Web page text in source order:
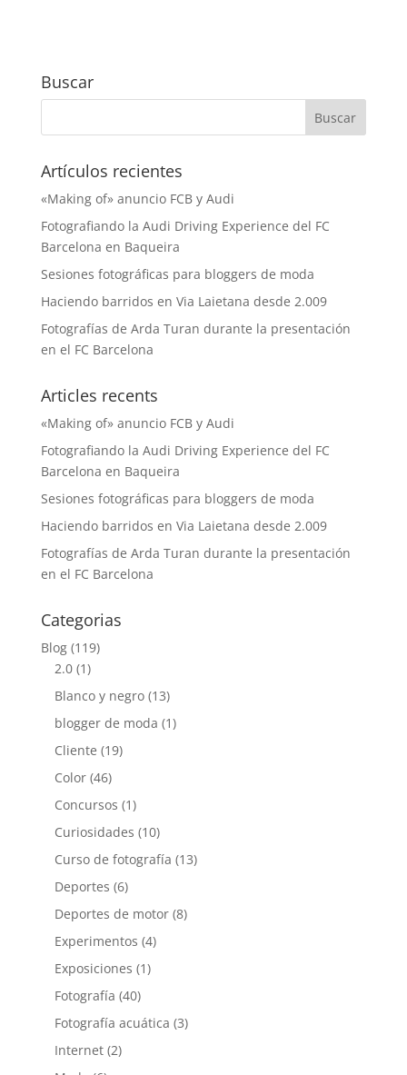
Buscar
Artículos recientes
«Making of» anuncio FCB y Audi
Fotografiando la Audi Driving Experience del FC
Barcelona en Baqueira
Sesiones fotográficas para bloggers de moda
Haciendo barridos en Via Laietana desde 2.009
Fotografías de Arda Turan durante la presentación
en el FC Barcelona
Articles recents
«Making of» anuncio FCB y Audi
Fotografiando la Audi Driving Experience del FC
Barcelona en Baqueira
Sesiones fotográficas para bloggers de moda
Haciendo barridos en Via Laietana desde 2.009
Fotografías de Arda Turan durante la presentación
en el FC Barcelona
Categorias
Blog(119)
2.0(1)
Blanco y negro(13)
blogger de moda (1)
Cliente (19)
Color(46)
Concursos (1)
Curiosidades (10)
Curso de fotografía (13)
Deportes (6)
Deportes de motor(8)
Experimentos (4)
Exposiciones (1)
Fotografía (40)
Fotografía acuática (3)
Internet(2)